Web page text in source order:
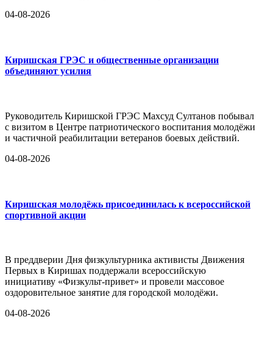
04-08-2026
Киришская ГРЭС и общественные организации
объединяют усилия
Руководитель Киришской ГРЭС Махсуд Султанов побывал
с визитом в Центре патриотического воспитания молодёжи
и частичной реабилитации ветеранов боевых действий.
04-08-2026
Киришская молодёжь присоединилась к всероссийской
спортивной акции
В преддверии Дня физкультурника активисты Движения
Первых в Киришах поддержали всероссийскую
инициативу «Физкульт-привет» и провели массовое
оздоровительное занятие для городской молодёжи.
04-08-2026